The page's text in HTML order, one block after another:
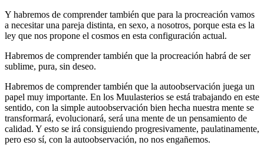
Y habremos de comprender también que para la procreación vamos
a necesitar una pareja distinta, en sexo, a nosotros, porque esta es la
ley que nos propone el cosmos en esta configuración actual.
Habremos de comprender también que la procreación habrá de ser
sublime, pura, sin deseo.
Habremos de comprender también que la autoobservación juega un
papel muy importante. En los Muulasterios se está trabajando en este
sentido, con la simple autoobservación bien hecha nuestra mente se
transformará, evolucionará, será una mente de un pensamiento de
calidad. Y esto se irá consiguiendo progresivamente, paulatinamente,
pero eso sí, con la autoobservación, no nos engañemos.